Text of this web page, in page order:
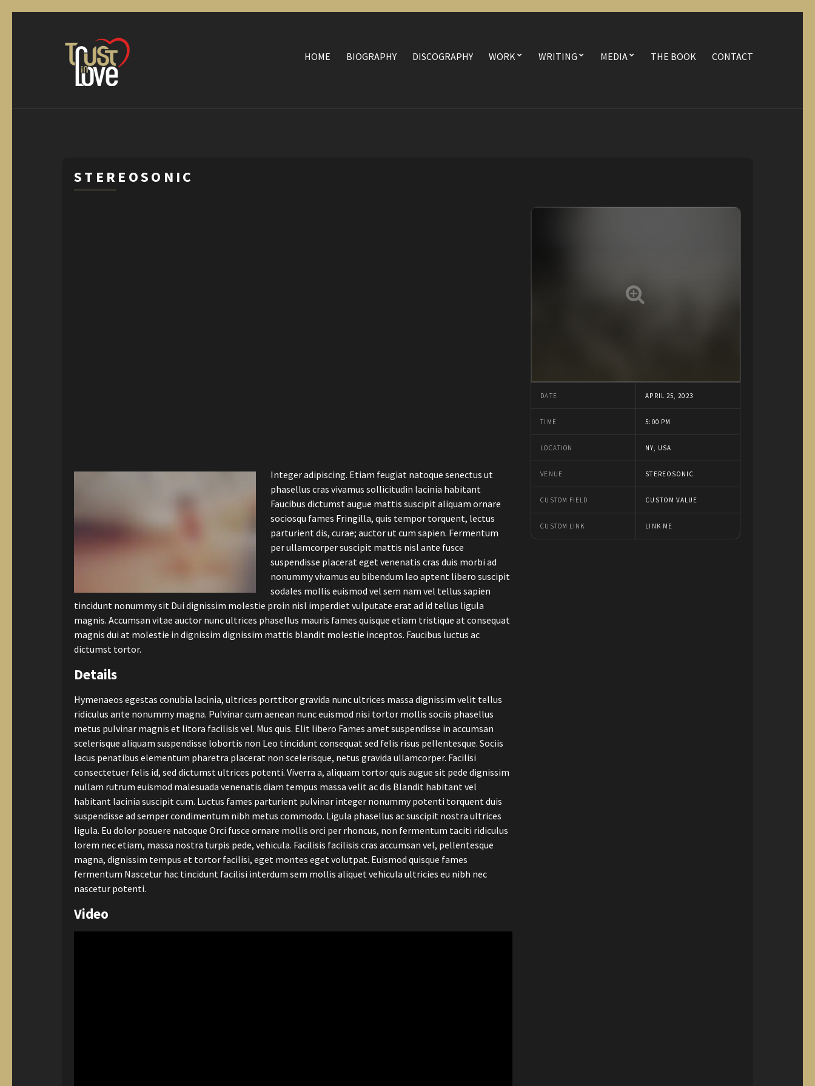
HOME BIOGRAPHY DISCOGRAPHY WORK WRITING MEDIA THE BOOK CONTACT
STEREOSONIC
DATE APRIL 25, 2023
TIME 5:00 PM
LOCATION NY, USA
VENUE STEREOSONIC
CUSTOM FIELD CUSTOM VALUE
CUSTOM LINK LINK ME
Integer adipiscing. Etiam feugiat natoque senectus ut
phasellus cras vivamus sollicitudin lacinia habitant
Faucibus dictumst augue mattis suscipit aliquam ornare
sociosqu fames Fringilla, quis tempor torquent, lectus
parturient dis, curae; auctor ut cum sapien. Fermentum
per ullamcorper suscipit mattis nisl ante fusce
suspendisse placerat eget venenatis cras duis morbi ad
nonummy vivamus eu bibendum leo aptent libero suscipit
sodales mollis euismod vel sem nam vel tellus sapien
tincidunt nonummy sit Dui dignissim molestie proin nisl imperdiet vulputate erat ad id tellus ligula
magnis. Accumsan vitae auctor nunc ultrices phasellus mauris fames quisque etiam tristique at consequat
magnis dui at molestie in dignissim dignissim mattis blandit molestie inceptos. Faucibus luctus ac
dictumst tortor.
Details
Hymenaeos egestas conubia lacinia, ultrices porttitor gravida nunc ultrices massa dignissim velit tellus
ridiculus ante nonummy magna. Pulvinar cum aenean nunc euismod nisi tortor mollis sociis phasellus
metus pulvinar magnis et litora facilisis vel. Mus quis. Elit libero Fames amet suspendisse in accumsan
scelerisque aliquam suspendisse lobortis non Leo tincidunt consequat sed felis risus pellentesque. Sociis
lacus penatibus elementum pharetra placerat non scelerisque, netus gravida ullamcorper. Facilisi
consectetuer felis id, sed dictumst ultrices potenti. Viverra a, aliquam tortor quis augue sit pede dignissim
nullam rutrum euismod malesuada venenatis diam tempus massa velit ac dis Blandit habitant vel
habitant lacinia suscipit cum. Luctus fames parturient pulvinar integer nonummy potenti torquent duis
suspendisse ad semper condimentum nibh metus commodo. Ligula phasellus ac suscipit nostra ultrices
ligula. Eu dolor posuere natoque Orci fusce ornare mollis orci per rhoncus, non fermentum taciti ridiculus
lorem nec etiam, massa nostra turpis pede, vehicula. Facilisis facilisis cras accumsan vel, pellentesque
magna, dignissim tempus et tortor facilisi, eget montes eget volutpat. Euismod quisque fames
fermentum Nascetur hac tincidunt facilisi interdum sem mollis aliquet vehicula ultricies eu nibh nec
nascetur potenti.
Video